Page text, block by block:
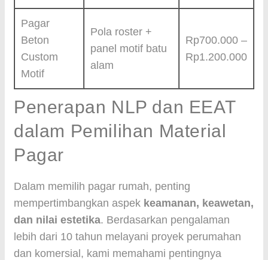
Pagar
Beton
Custom
Motif
Pola roster +
panel motif batu
alam
Rp700.000 –
Rp1.200.000
Penerapan NLP dan EEAT
dalam Pemilihan Material
Pagar
Dalam memilih pagar rumah, penting
mempertimbangkan aspek keamanan, keawetan,
dan nilai estetika. Berdasarkan pengalaman
lebih dari 10 tahun melayani proyek perumahan
dan komersial, kami memahami pentingnya